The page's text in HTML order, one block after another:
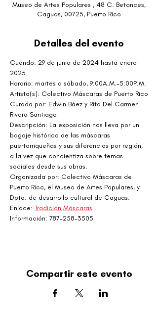
Museo de Artes Populares , 48 C. Betances,
Caguas, 00725, Puerto Rico
Detalles del evento
Cuándo: 29 de junio de 2024 hasta enero
2025
Horario: martes a sábado, 9:00A.M.-5:00P.M.
Artista(s): Colectivo Máscaras de Puerto Rico
Curada por: Edwin Báez y Rita Del Carmen
Rivera Santiago
Descripción: La exposición nos lleva por un
bagaje histórico de las máscaras
puertorriqueñas y sus diferencias por región,
a la vez que concientiza sobre temas
sociales desde sus obras.
Organizada por: Colectivo Máscaras de
Puerto Rico, el Museo de Artes Populares, y
Dpto. de desarrollo cultural de Caguas.
Enlace: Tradición Máscaras
Información: 787-258-3505
Compartir este evento